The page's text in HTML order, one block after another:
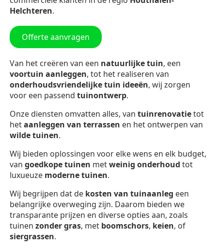
Helchteren.
Offerte aanvragen
Van het creëren van een natuurlijke tuin, een
voortuin aanleggen, tot het realiseren van
onderhoudsvriendelijke tuin ideeën, wij zorgen
voor een passend tuinontwerp.
Onze diensten omvatten alles, van tuinrenovatietot
hetaanleggen van terrassen en het ontwerpen van
wilde tuinen.
Wij bieden oplossingen voor elke wens en elk budget,
van goedkope tuinen metweinig onderhoud tot
luxueuze moderne tuinen.
Wij begrijpen dat de kosten van tuinaanleg een
belangrijke overweging zijn. Daarom bieden we
transparante prijzen en diverse opties aan, zoals
tuinen zonder gras, met boomschors, keien, of
siergrassen.